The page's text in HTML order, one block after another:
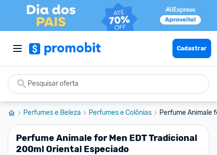
Cadastrar
Perfumes e Beleza Perfumes e Colônias Perfume Animale
Perfume Animale for Men EDT Tradicional
200ml Oriental Especiado